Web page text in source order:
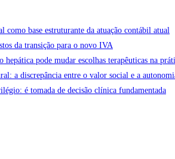
como base estruturante da atuação contábil atual
da transição para o novo IVA
hepática pode mudar escolhas terapêuticas na
a discrepância entre o valor social e a
é tomada de decisão clínica fundamentada